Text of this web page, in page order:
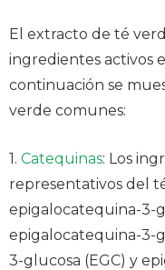
El extracto de té
ingredientes activos
continuación se
verde comunes:
1. Catequinas: Los
representativos del
epigalocatequina-3-
epigalocatequina-3-
3-glucosa (EGC) y